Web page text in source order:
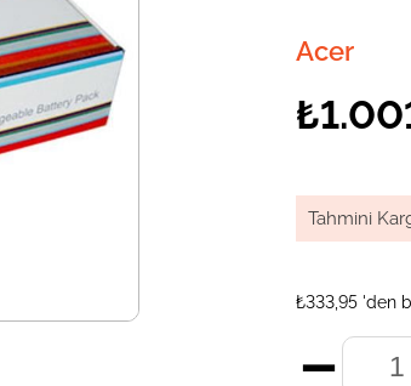
Acer
Tahmini
₺333,95 'den